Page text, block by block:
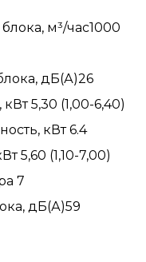
м³/час1000
дБ(А)26
кВт5,30 (1,00-6,40)
кВт6.4
5,60 (1,10-7,00)
7
дБ(А)59